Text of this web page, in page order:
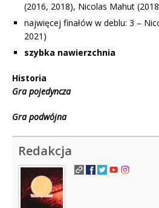
(2016, 2018), Nicolas Mahut
najwięcej finałów w deblu: 3 –
2021)
szybka nawierzchnia
Historia
Gra pojedyncza
Gra podwójna
Redakcja